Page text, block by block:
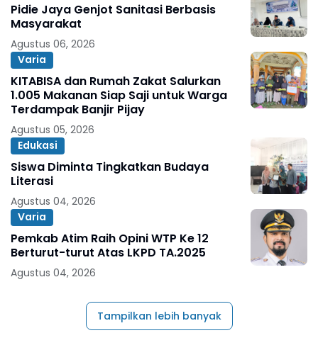
Pidie Jaya Genjot Sanitasi Berbasis
Masyarakat
Agustus 06, 2026
Varia
KITABISA dan Rumah Zakat Salurkan
1.005 Makanan Siap Saji untuk Warga
Terdampak Banjir Pijay
Agustus 05, 2026
Edukasi
Siswa Diminta Tingkatkan Budaya
Literasi
Agustus 04, 2026
Varia
Pemkab Atim Raih Opini WTP Ke 12
Berturut-turut Atas LKPD TA.2025
Agustus 04, 2026
Tampilkan lebih banyak